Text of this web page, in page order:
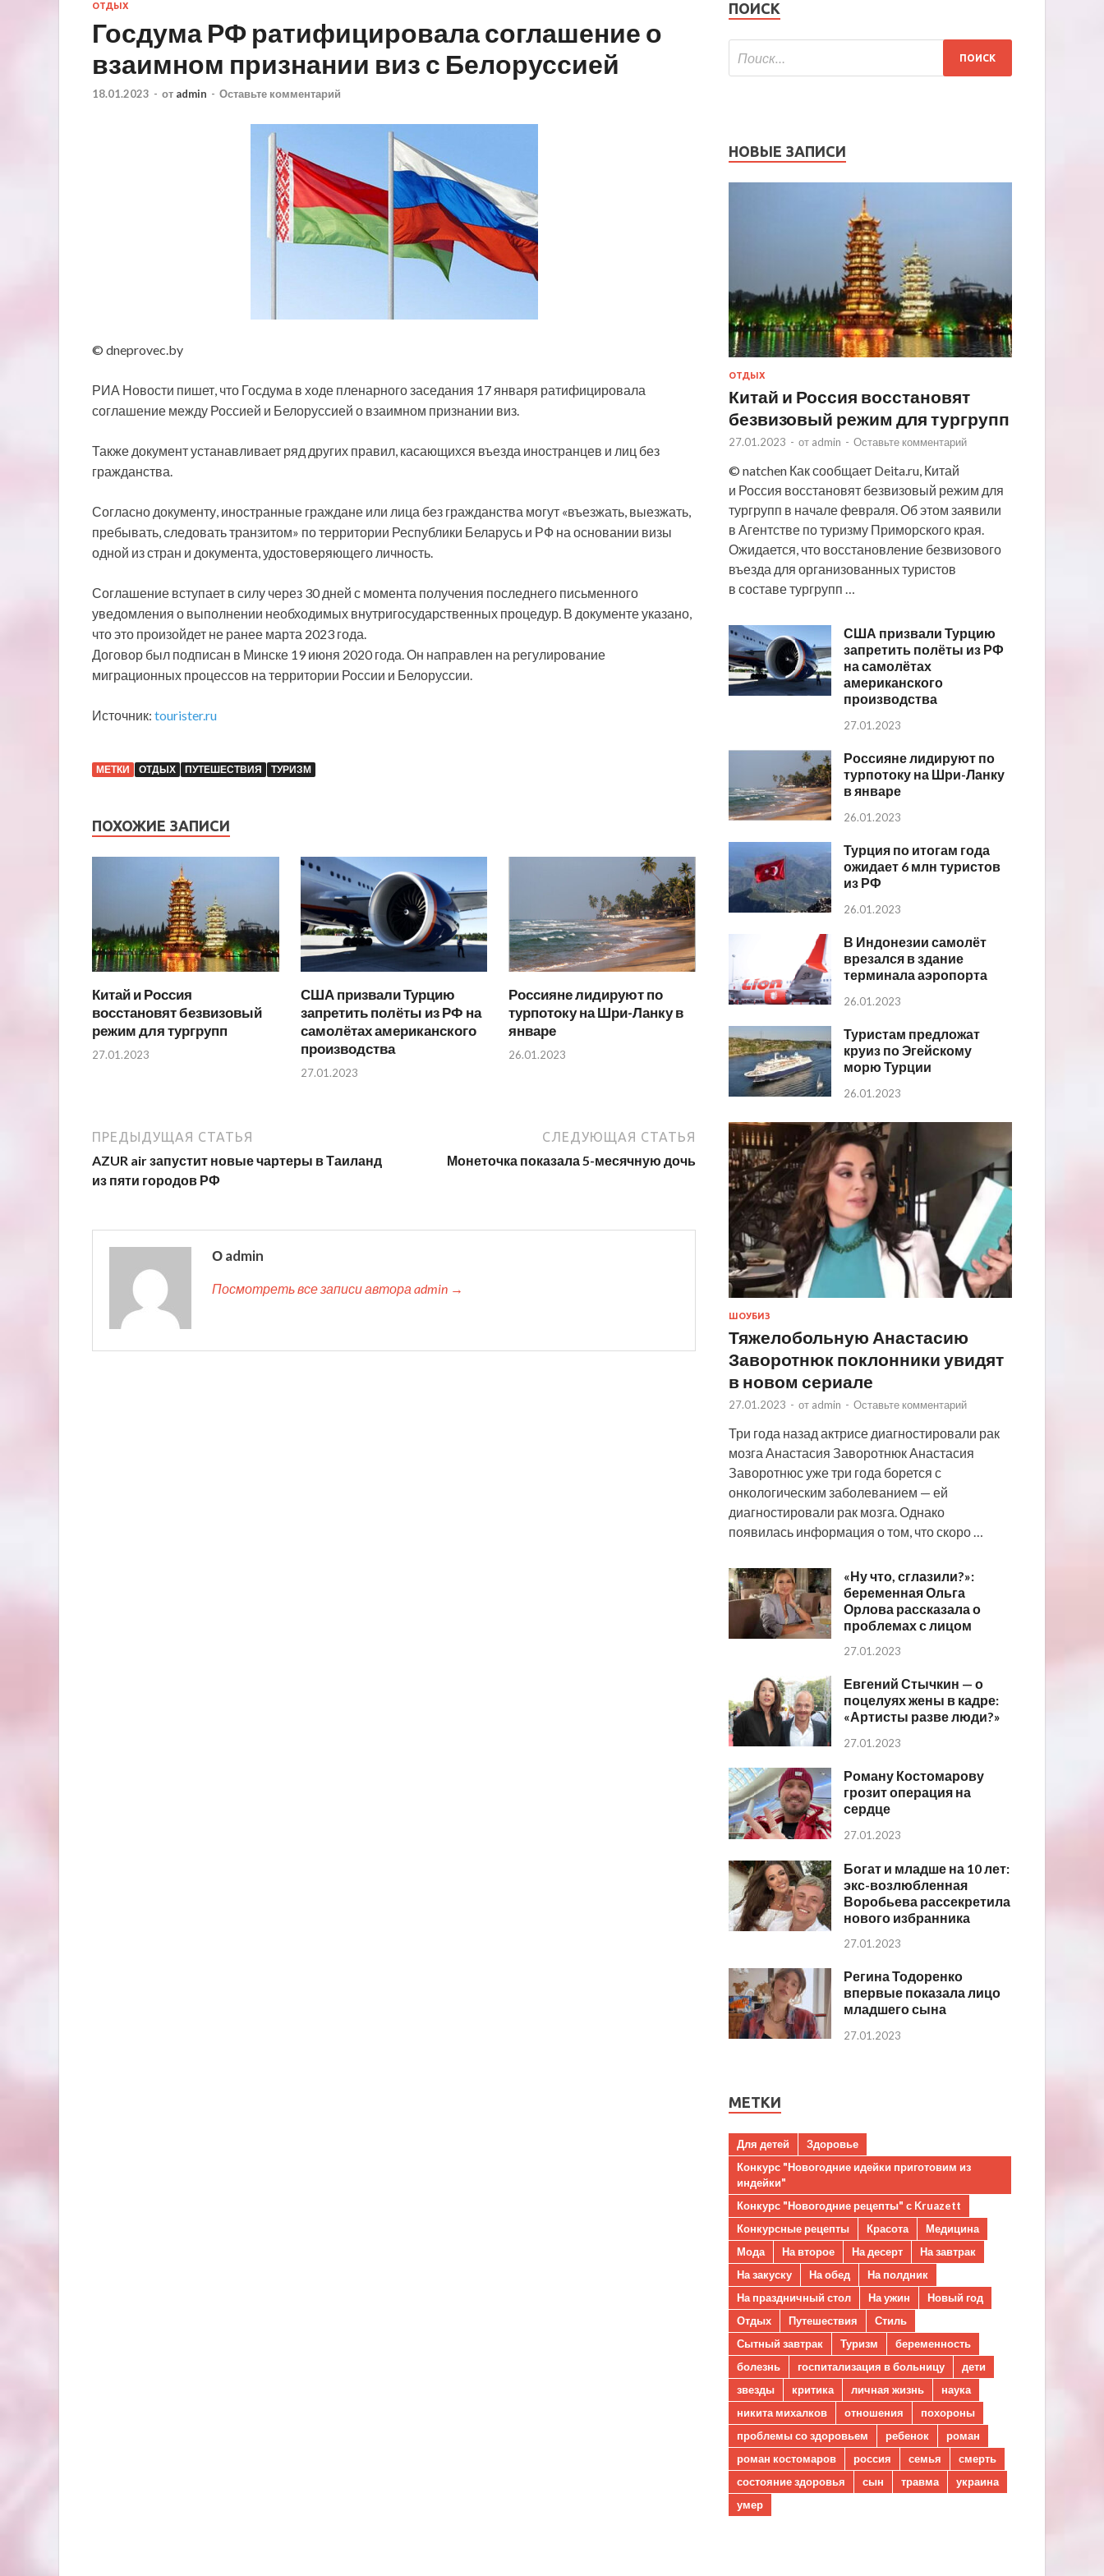
ОТДЫХ
Госдума РФ ратифицировала соглашение о
взаимном признании виз с Белоруссией
18.01.2023 - от admin - Оставьте комментарий
© dneprovec.by
РИА Новости пишет, что Госдума в ходе пленарного заседания 17 января ратифицировала
соглашение между Россией и Белоруссией о взаимном признании виз.
Также документ устанавливает ряд других правил, касающихся въезда иностранцев и лиц без
гражданства.
Согласно документу, иностранные граждане или лица без гражданства могут «въезжать, выезжать,
пребывать, следовать транзитом» по территории Республики Беларусь и РФ на основании визы
одной из стран и документа, удостоверяющего личность.
Соглашение вступает в силу через 30 дней с момента получения последнего письменного
уведомления о выполнении необходимых внутригосударственных процедур. В документе указано,
что это произойдет не ранее марта 2023 года.
Договор был подписан в Минске 19 июня 2020 года. Он направлен на регулирование
миграционных процессов на территории России и Белоруссии.
Источник: tourister.ru
МЕТКИ ОТДЫХ ПУТЕШЕСТВИЯ ТУРИЗМ
ПОХОЖИЕ ЗАПИСИ
Китай и Россия
восстановят безвизовый
режим для тургрупп
27.01.2023
США призвали Турцию
запретить полёты из РФ на
самолётах американского
производства
27.01.2023
Россияне лидируют по
турпотоку на Шри-Ланку в
январе
26.01.2023
ПРЕДЫДУЩАЯ СТАТЬЯ
AZUR air запустит новые чартеры в Таиланд
из пяти городов РФ
СЛЕДУЮЩАЯ СТАТЬЯ
Монеточка показала 5-месячную дочь
О admin
Посмотреть все записи автора admin →
ПОИСК
НОВЫЕ ЗАПИСИ
ОТДЫХ
Китай и Россия восстановят
безвизовый режим для тургрупп
27.01.2023 - от admin - Оставьте комментарий
© natchen Как сообщает Deita.ru, Китай
и Россия восстановят безвизовый режим для
тургрупп в начале февраля. Об этом заявили
в Агентстве по туризму Приморского края.
Ожидается, что восстановление безвизового
въезда для организованных туристов
в составе тургрупп …
США призвали Турцию
запретить полёты из РФ
на самолётах
американского
производства
27.01.2023
Россияне лидируют по
турпотоку на Шри-Ланку
в январе
26.01.2023
Турция по итогам года
ожидает 6 млн туристов
из РФ
26.01.2023
В Индонезии самолёт
врезался в здание
терминала аэропорта
26.01.2023
Туристам предложат
круиз по Эгейскому
морю Турции
26.01.2023
ШОУБИЗ
Тяжелобольную Анастасию
Заворотнюк поклонники увидят
в новом сериале
27.01.2023 - от admin - Оставьте комментарий
Три года назад актрисе диагностировали рак
мозга Анастасия Заворотнюк Анастасия
Заворотнюс уже три года борется с
онкологическим заболеванием — ей
диагностировали рак мозга. Однако
появилась информация о том, что скоро …
«Ну что, сглазили?»:
беременная Ольга
Орлова рассказала о
проблемах с лицом
27.01.2023
Евгений Стычкин — о
поцелуях жены в кадре:
«Артисты разве люди?»
27.01.2023
Роману Костомарову
грозит операция на
сердце
27.01.2023
Богат и младше на 10 лет:
экс-возлюбленная
Воробьева рассекретила
нового избранника
27.01.2023
Регина Тодоренко
впервые показала лицо
младшего сына
27.01.2023
МЕТКИ
Для детей
Здоровье
Конкурс "Новогодние идейки приготовим из
индейки"
Конкурс "Новогодние рецепты" с Kruazett
Конкурсные рецепты
Красота
Медицина
Мода
На второе На десерт
На завтрак
На закуску
На обед
На полдник
На праздничный стол
На ужин
Новый год
Отдых
Путешествия
Стиль
Сытный завтрак
Туризм
беременность
болезнь
госпитализация в больницу
дети
звезды
критика личная жизнь
наука
никита михалков
отношения
похороны
проблемы со здоровьем
ребенок
роман
роман костомаров
россия семья
смерть
состояние здоровья
сын травма
украина
умер